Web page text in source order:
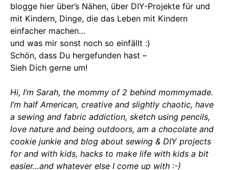
blogge hier über’s Nähen, über DIY-Projekte für und
mit Kindern, Dinge, die das Leben mit Kindern
einfacher machen…
und was mir sonst noch so einfällt :)
Schön, dass Du hergefunden hast –
Sieh Dich gerne um!
Hi, I’m Sarah, the mommy of 2 behind mommymade.
I’m half American, creative and slightly chaotic, have
a sewing and fabric addiction, sketch using pencils,
love nature and being outdoors, am a chocolate and
cookie junkie and blog about sewing & DIY projects
for and with kids, hacks to make life with kids a bit
easier…and whatever else I come up with :-)